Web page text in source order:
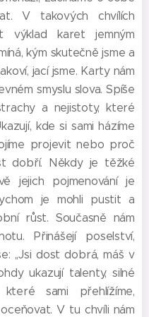
V takových chvílích
výklad karet jemným
kým skutečně jsme a
jací jsme. Karty nám
smyslu slova. Spíše
a nejistoty, které
kde si sami házíme
projevit nebo proč
dobří. Někdy je těžké
jejich pojmenování je
je mohli pustit a
růst. Současně nám
Přinášejí poselství,
,,Jsi dost dobrá, máš v
ukazují talenty, silné
sami přehlížíme,
V tu chvíli nám